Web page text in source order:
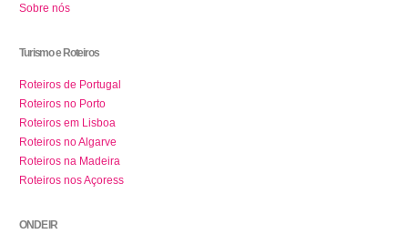
Sobre nós
Turismo e Roteiros
Roteiros de Portugal
Roteiros no Porto
Roteiros em Lisboa
Roteiros no Algarve
Roteiros na Madeira
Roteiros nos Açoress
ONDE IR